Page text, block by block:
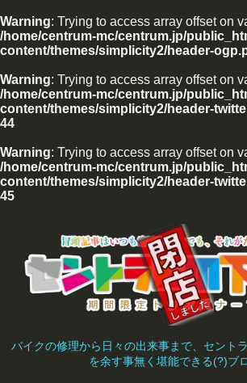
Warning: Trying to access array offset on
/home/centrum-mc/centrum.jp/
content/themes/simplicity2/header-
Warning: Trying to access array offset on
/home/centrum-mc/centrum.jp/
content/themes/simplicity2/header-
44
Warning: Trying to access array offset on
/home/centrum-mc/centrum.jp/
content/themes/simplicity2/header-
45
バイクの修理から日々の出来事まで、セント
を余す事無く堪能できる(?)ブロ